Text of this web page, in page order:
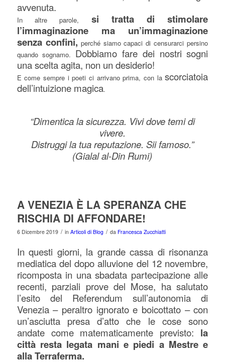
avvenuta.
In altre parole,
si tratta di stimolare
l’immaginazione ma un’immaginazione
senza confini, perché siamo capaci di censurarci persino
quando sognamo. Dobbiamo fare dei nostri sogni
una scelta agita, non un desiderio!
E come sempre i poeti ci arrivano prima, con lascorciatoia
dell’intuizione magica.
“Dimentica la sicurezza. Vivi dove temi di
vivere.
Distruggi la tua reputazione. Sii famoso.”
(Gialal al-Din Rumi)
A VENEZIA È LA SPERANZA CHE
RISCHIA DI AFFONDARE!
6 Dicembre 2019 / in Articoli di Blog / da Francesca Zucchiatti
In questi giorni, la grande cassa di risonanza
mediatica del dopo alluvione del 12 novembre,
ricomposta in una sbadata partecipazione alle
recenti, parziali prove del Mose, ha salutato
l’esito del Referendum sull’autonomia di
Venezia – peraltro ignorato e boicottato – con
un’asciutta presa d’atto che le cose sono
andate come matematicamente previsto: la
città resta legata mani e piedi a Mestre e
alla Terraferma.